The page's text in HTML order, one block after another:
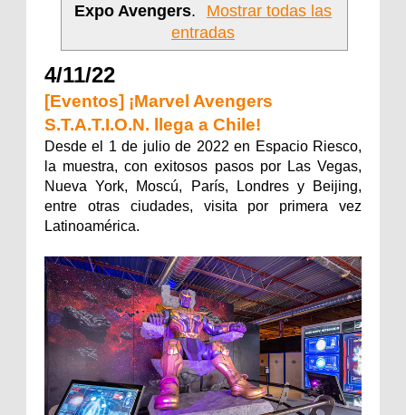
Expo Avengers.
Mostrar todas las
entradas
4/11/22
[Eventos] ¡Marvel Avengers
S.T.A.T.I.O.N. llega a Chile!
Desde el 1 de julio de 2022 en Espacio Riesco,
la muestra, con exitosos pasos por Las Vegas,
Nueva York, Moscú, París, Londres y Beijing,
entre otras ciudades, visita por primera vez
Latinoamérica.